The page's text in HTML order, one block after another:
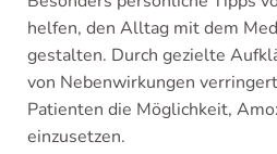
helfen, den Alltag mit dem
gestalten. Durch gezielte
von Nebenwirkungen
Patienten die Möglichkeit,
einzusetzen.